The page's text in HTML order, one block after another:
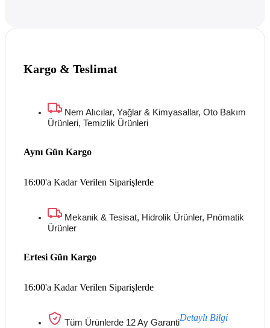
Kargo & Teslimat
Nem Alıcılar, Yağlar & Kimyasallar, Oto Bakım
Ürünleri, Temizlik Ürünleri
16:00'a Kadar Verilen Siparişlerde
Aynı Gün Kargo
Mekanik & Tesisat, Hidrolik Ürünler, Pnömatik
Ürünler
16:00'a Kadar Verilen Siparişlerde
Ertesi Gün Kargo
Tüm Ürünlerde 12 Ay GarantiDetaylı Bilgi